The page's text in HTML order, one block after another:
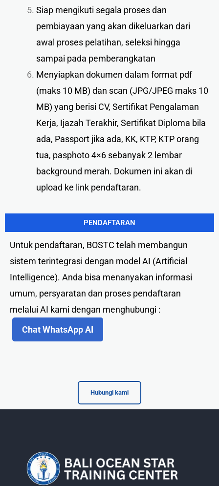
Siap mengikuti segala proses dan
pembiayaan yang akan dikeluarkan dari
awal proses pelatihan, seleksi hingga
sampai pada pemberangkatan
Menyiapkan dokumen dalam format pdf
(maks 10 MB) dan scan (JPG/JPEG maks 10
MB) yang berisi CV, Sertifikat Pengalaman
Kerja, Ijazah Terakhir, Sertifikat Diploma bila
ada, Passport jika ada, KK, KTP, KTP orang
tua, pasphoto 4×6 sebanyak 2 lembar
background merah. Dokumen ini akan di
upload ke link pendaftaran.
PENDAFTARAN
Untuk pendaftaran, BOSTC telah membangun
sistem terintegrasi dengan model AI (Artificial
Intelligence). Anda bisa menanyakan informasi
umum, persyaratan dan proses pendaftaran
melalui AI kami dengan menghubungi :
Chat WhatsApp AI
Hubungi kami